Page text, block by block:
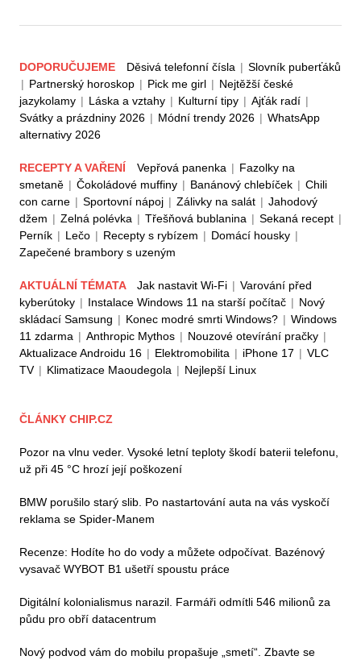
DOPORUČUJEME Děsivá telefonní čísla | Slovník puberťáků
| Partnerský horoskop | Pick me girl | Nejtěžší české
jazykolamy | Láska a vztahy | Kulturní tipy | Ajťák radí |
Svátky a prázdniny 2026 | Módní trendy 2026 | WhatsApp
alternativy 2026
RECEPTY A VAŘENÍ Vepřová panenka | Fazolky na
smetaně | Čokoládové muffiny | Banánový chlebíček | Chili
con carne | Sportovní nápoj | Zálivky na salát | Jahodový
džem | Zelná polévka | Třešňová bublanina | Sekaná recept |
Perník | Lečo | Recepty s rybízem | Domácí housky |
Zapečené brambory s uzeným
AKTUÁLNÍ TÉMATA Jak nastavit Wi-Fi | Varování před
kyberútoky | Instalace Windows 11 na starší počítač | Nový
skládací Samsung | Konec modré smrti Windows? | Windows
11 zdarma | Anthropic Mythos | Nouzové otevírání pračky |
Aktualizace Androidu 16 | Elektromobilita | iPhone 17 | VLC
TV | Klimatizace Maoudegola | Nejlepší Linux
ČLÁNKY CHIP.CZ
Pozor na vlnu veder. Vysoké letní teploty škodí baterii telefonu,
už při 45 °C hrozí její poškození
BMW porušilo starý slib. Po nastartování auta na vás vyskočí
reklama se Spider-Manem
Recenze: Hodíte ho do vody a můžete odpočívat. Bazénový
vysavač WYBOT B1 ušetří spoustu práce
Digitální kolonialismus narazil. Farmáři odmítli 546 milionů za
půdu pro obří datacentrum
Nový podvod vám do mobilu propašuje „smetí“. Zbavte se